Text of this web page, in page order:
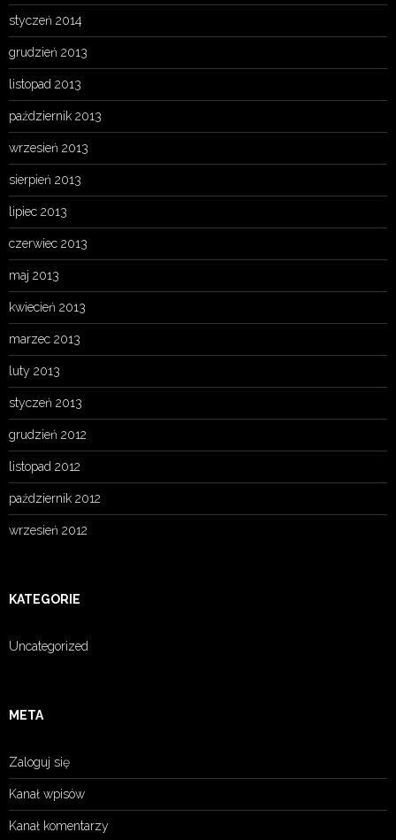
styczeń 2014
grudzień 2013
listopad 2013
październik 2013
wrzesień 2013
sierpień 2013
lipiec 2013
czerwiec 2013
maj 2013
kwiecień 2013
marzec 2013
luty 2013
styczeń 2013
grudzień 2012
listopad 2012
październik 2012
wrzesień 2012
KATEGORIE
Uncategorized
META
Zaloguj się
Kanał wpisów
Kanał komentarzy